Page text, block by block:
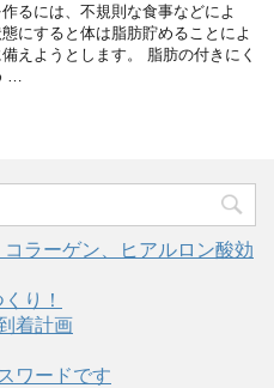
るには、不規則な食事などによ
にすると体は脂肪貯めることによ
えようとします。 脂肪の付きにく
…
ラーゲン、ヒアルロン酸効
り！
着計画
ワードです